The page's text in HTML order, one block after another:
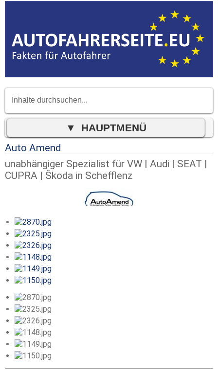
Auto Amend
unabhängiger Spezialist für VW | Audi | SEAT |
CUPRA | Škoda in Schefflenz